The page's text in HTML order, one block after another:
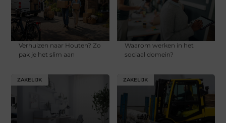
Verhuizen naar Houten? Zo
pak je het slim aan
Waarom werken in het
sociaal domein?
ZAKELIJK ZAKELIJK